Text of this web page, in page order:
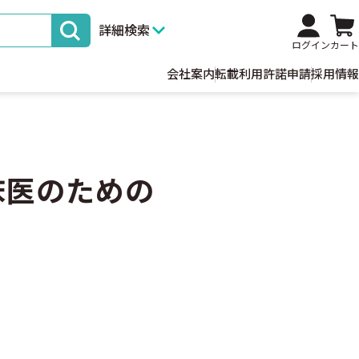
詳細検索
ログインカート
会社案内転載利用許諾申請採用情報
のための